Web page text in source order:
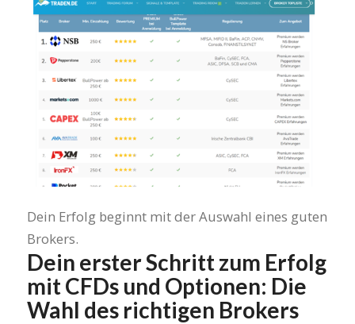
Dein Erfolg beginnt mit der Auswahl eines guten
Brokers.
Dein erster Schritt zum Erfolg
mit CFDs und Optionen: Die
Wahl des richtigen Brokers